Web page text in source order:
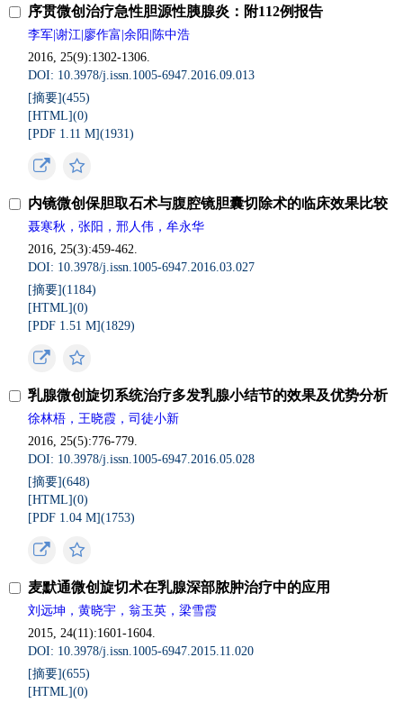
序贯微创治疗急性胆源性胰腺炎：附112例报告
李军|谢江|廖作富|余阳|陈中浩
2016, 25(9):1302-1306.
DOI: 10.3978/j.issn.1005-6947.2016.09.013
[摘要](455)
[HTML](0)
[PDF 1.11 M](1931)
内镜微创保胆取石术与腹腔镜胆囊切除术的临床效果比较
聂寒秋，张阳，邢人伟，牟永华
2016, 25(3):459-462.
DOI: 10.3978/j.issn.1005-6947.2016.03.027
[摘要](1184)
[HTML](0)
[PDF 1.51 M](1829)
乳腺微创旋切系统治疗多发乳腺小结节的效果及优势分析
徐林梧，王晓霞，司徒小新
2016, 25(5):776-779.
DOI: 10.3978/j.issn.1005-6947.2016.05.028
[摘要](648)
[HTML](0)
[PDF 1.04 M](1753)
麦默通微创旋切术在乳腺深部脓肿治疗中的应用
刘远坤，黄晓宇，翁玉英，梁雪霞
2015, 24(11):1601-1604.
DOI: 10.3978/j.issn.1005-6947.2015.11.020
[摘要](655)
[HTML](0)